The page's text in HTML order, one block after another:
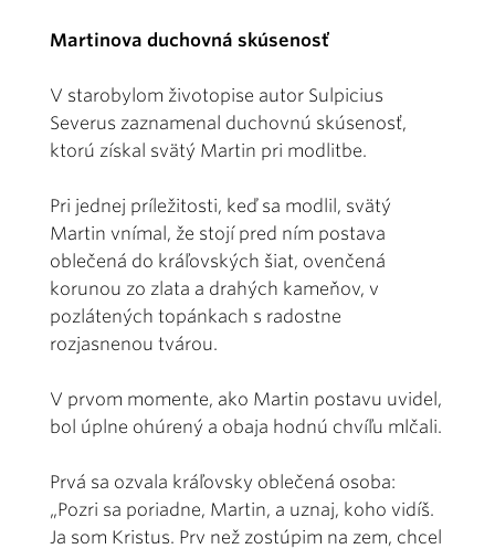
Martinova duchovná skúsenosť
V starobylom životopise autor Sulpicius
Severus zaznamenal duchovnú skúsenosť,
ktorú získal svätý Martin pri modlitbe.
Pri jednej príležitosti, keď sa modlil, svätý
Martin vnímal, že stojí pred ním postava
oblečená do kráľovských šiat, ovenčená
korunou zo zlata a drahých kameňov, v
pozlátených topánkach s radostne
rozjasnenou tvárou.
V prvom momente, ako Martin postavu uvidel,
bol úplne ohúrený a obaja hodnú chvíľu mlčali.
Prvá sa ozvala kráľovsky oblečená osoba:
„Pozri sa poriadne, Martin, a uznaj, koho vidíš.
Ja som Kristus. Prv než zostúpim na zem, chcel